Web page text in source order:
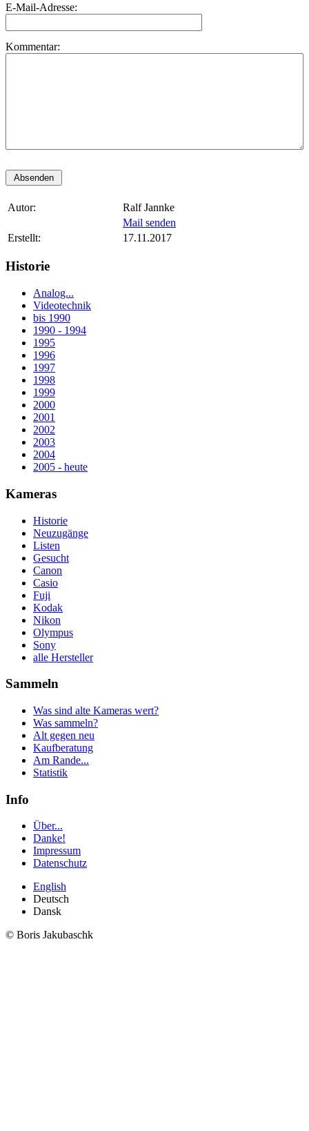
E-Mail-Adresse:
Kommentar:
Autor:
Ralf Jannke
Mail senden
Erstellt:
17.11.2017
Historie
Analog...
Videotechnik
bis 1990
1990 - 1994
1995
1996
1997
1998
1999
2000
2001
2002
2003
2004
2005 - heute
Kameras
Historie
Neuzugänge
Listen
Gesucht
Canon
Casio
Fuji
Kodak
Nikon
Olympus
Sony
alle Hersteller
Sammeln
Was sind alte Kameras wert?
Was sammeln?
Alt gegen neu
Kaufberatung
Am Rande...
Statistik
Info
Über...
Danke!
Impressum
Datenschutz
English
Deutsch
Dansk
© Boris Jakubaschk